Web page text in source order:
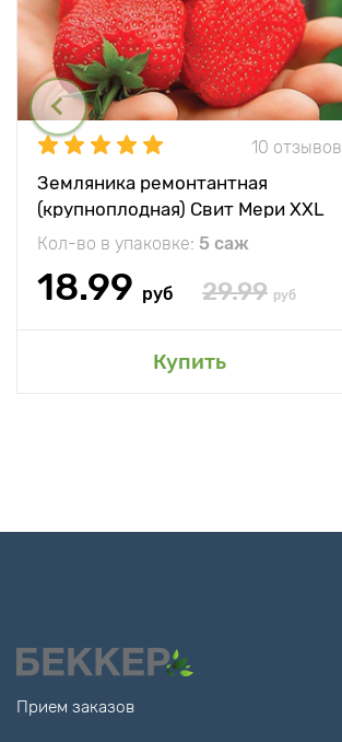
10 отзывов
Земляника ремонтантная
(крупноплодная) Свит Мери XXL
Кол-во в упаковке: 5 саж
18.99 руб 29.99 руб
Купить
Прием заказов